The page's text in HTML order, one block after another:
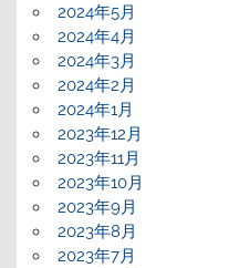
2024年5月
2024年4月
2024年3月
2024年2月
2024年1月
2023年12月
2023年11月
2023年10月
2023年9月
2023年8月
2023年7月